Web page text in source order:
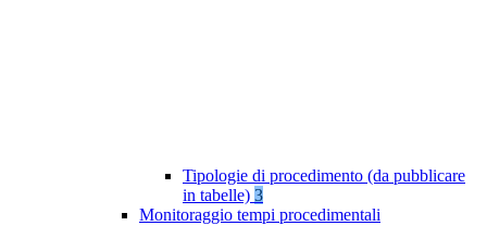
Tipologie di procedimento (da pubblicare
in tabelle) 3
Monitoraggio tempi procedimentali